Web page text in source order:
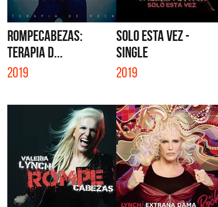
ROMPECABEZAS:
TERAPIA D...
2019
SOLO ESTA VEZ -
SINGLE
2019